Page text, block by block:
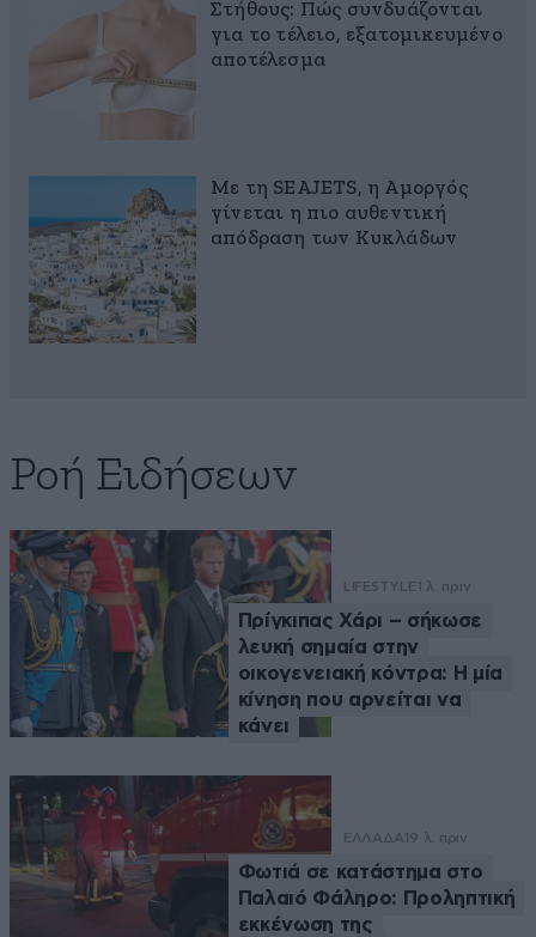
Στήθους: Πώς συνδυάζονται
για το τέλειο, εξατομικευμένο
αποτέλεσμα
Με τη SEAJETS, η Αμοργός
γίνεται η πιο αυθεντική
απόδραση των Κυκλάδων
Ροή Ειδήσεων
LIFESTYLE 1 λ. πριν
Πρίγκιπας Χάρι – σήκωσε
λευκή σημαία στην
οικογενειακή κόντρα: Η μία
κίνηση που αρνείται να
κάνει
ΕΛΛΑΔΑ 19 λ. πριν
Φωτιά σε κατάστημα στο
Παλαιό Φάληρο: Προληπτική
εκκένωση της